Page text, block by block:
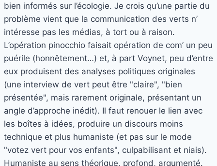
bien informés sur l’écologie. Je crois qu’une partie du
problème vient que la communication des verts n’
intéresse pas les médias, à tort ou à raison.
L’opération pinocchio faisait opération de com’ un peu
puérile (honnêtement…) et, à part Voynet, peu d’entre
eux produisent des analyses politiques originales
(une interview de vert peut être "claire", "bien
présentée", mais rarement originale, présentant un
angle d’approche inédit). Il faut renouer le lien avec
les boîtes à idées, produire un discours moins
technique et plus humaniste (et pas sur le mode
"votez vert pour vos enfants", culpabilisant et niais).
Humaniste au sens théorique, profond, argumenté.